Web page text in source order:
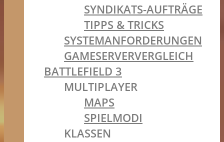
SYNDIKATS-AUFTRÄGE
TIPPS & TRICKS
SYSTEMANFORDERUNGEN
GAMESERVERVERGLEICH
BATTLEFIELD 3
MULTIPLAYER
MAPS
SPIELMODI
KLASSEN